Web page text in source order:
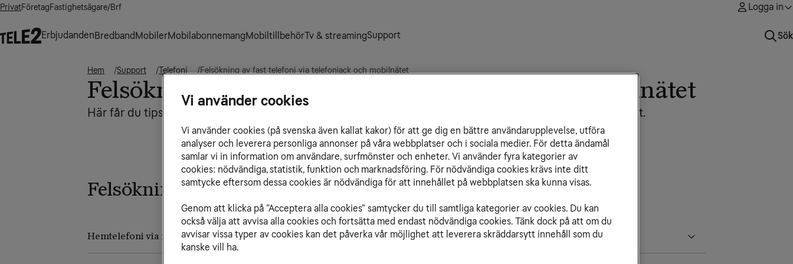
PrivatFöretagFastighetsägare/Brf Logga in
ErbjudandenBredbandMobilerMobilabonnemangMobiltillbehörTv & streamingSupport Sök
Hem Support Telefoni Felsökning av fast telefoni via telefonjack och mobilnätet
Felsökning av fast telefoni via telefonjack och mobilnätet
Här får du tips på felsökning om du upplever problem med din Hemtelefoni via mobilnätet eller telejacket.
Felsökning
Hemtelefoni via mobilnätet: Huawei F685 (basstation + handenhet)
Vi använder cookies
Vi använder cookies (på svenska även kallat kakor) för att ge dig en bättre användarupplevelse, utföra
analyser och leverera personliga annonser på våra webbplatser och i sociala medier. För detta ändamål
samlar vi in information om användare, surfmönster och enheter. Vi använder fyra kategorier av
cookies: nödvändiga, statistik, funktion och marknadsföring. För nödvändiga cookies krävs inte ditt
samtycke eftersom dessa cookies är nödvändiga för att innehållet på webbplatsen ska kunna visas.
Genom att klicka på ”Acceptera alla cookies” samtycker du till samtliga kategorier av cookies. Du kan
också välja att avvisa alla cookies och fortsätta med endast nödvändiga cookies. Tänk dock på att om du
avvisar vissa typer av cookies kan det påverka vår möjlighet att leverera skräddarsytt innehåll som du
kanske vill ha.